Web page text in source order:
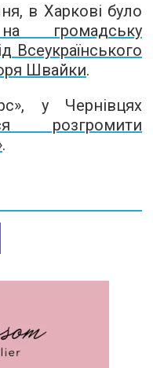
в Харкові було
громадську
Всеукраїнського
Швайки.
у Чернівцях
розгромити
.